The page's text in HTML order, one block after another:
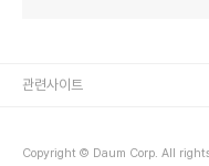
Copyright © Daum Corp. All
관련사이트